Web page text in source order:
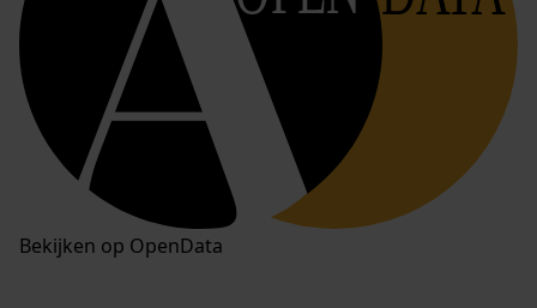
Bekijken op OpenData